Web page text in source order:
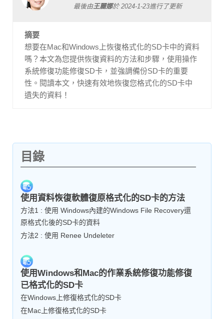
最後由王麗娜於2024-1-23進行了更新
摘要
想要在Mac和Windows上恢復格式化的SD卡中的資料
嗎？本文為您提供恢復資料的方法和步驟，使用操作
系統修復功能修復SD卡，並強調備份SD卡的重要
性。閱讀本文，快速有效地恢復您格式化的SD卡中
遺失的資料！
目錄
使用資料恢復軟體復原格式化的SD卡的方法
方法1 : 使用 Windows內建的Windows File Recovery還
原格式化後的SD卡的資料
方法2 : 使用 Renee Undeleter
使用Windows和Mac的作業系統修復功能修復
已格式化的SD卡
在Windows上修復格式化的SD卡
在Mac上修復格式化的SD卡